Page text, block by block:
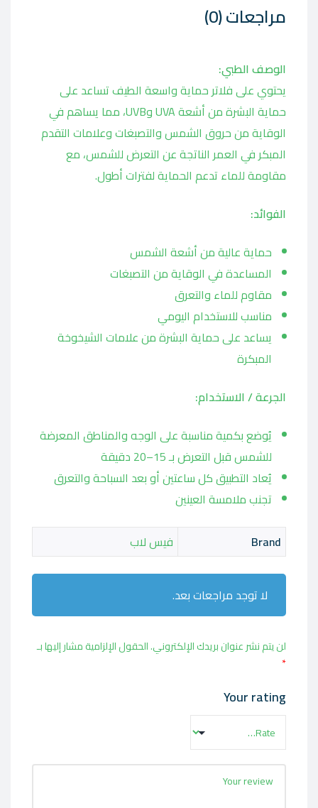
مراجعات (0)
الوصف الطبي:
يحتوي على فلاتر حماية واسعة الطيف تساعد على
حماية البشرة من أشعة UVA وUVB، مما يساهم في
الوقاية من حروق الشمس والتصبغات وعلامات التقدم
المبكر في العمر الناتجة عن التعرض للشمس، مع
مقاومة للماء تدعم الحماية لفترات أطول.
الفوائد:
حماية عالية من أشعة الشمس
المساعدة في الوقاية من التصبغات
مقاوم للماء والتعرق
مناسب للاستخدام اليومي
يساعد على حماية البشرة من علامات الشيخوخة
المبكرة
الجرعة / الاستخدام:
يُوضع بكمية مناسبة على الوجه والمناطق المعرضة
للشمس قبل التعرض بـ 15–20 دقيقة
يُعاد التطبيق كل ساعتين أو بعد السباحة والتعرق
تجنب ملامسة العينين
Brand
فيس لاب
لا توجد مراجعات بعد.
لن يتم نشر عنوان بريدك الإلكتروني.الحقول الإلزامية مشار إليها بـ
*
Your rating